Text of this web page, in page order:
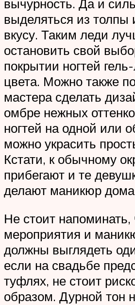
вычурность. Да и
выделяться из толпы
вкусу. Таким леди
остановить свой
покрытии ногтей
цвета. Можно также
мастера сделать
омбре нежных
ногтей на одной или
можно украсить
Кстати, к обычному
прибегают и те
делают маникюр
Не стоит напоминать,
мероприятия и
должны выглядеть
если на свадьбе
туфлях, не стоит
образом. Дурной тон